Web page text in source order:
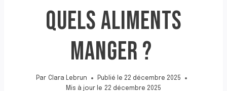
QUELS ALIMENTS
MANGER ?
Par Clara Lebrun Publié le 22 décembre 2025
Mis à jour le 22 décembre 2025